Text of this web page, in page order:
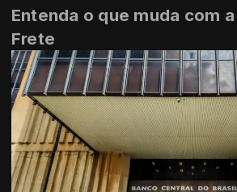
Entenda o que muda com
Frete